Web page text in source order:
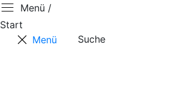
Menü /
Start
Menü
Suche